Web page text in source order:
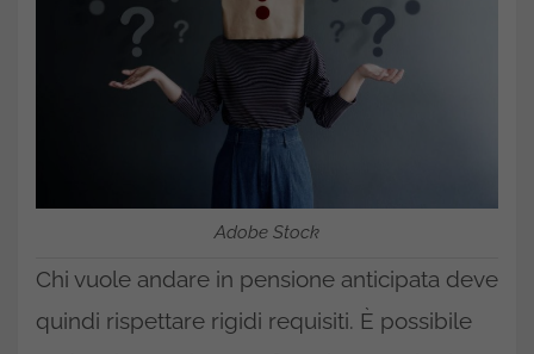
Adobe Stock
Chi vuole andare in pensione anticipata deve
quindi rispettare rigidi requisiti. È possibile